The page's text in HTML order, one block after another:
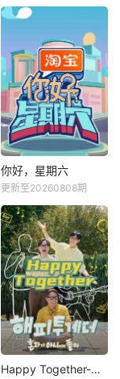
你好，星期六
更新至20260808期
Happy Together-不是一个人真好